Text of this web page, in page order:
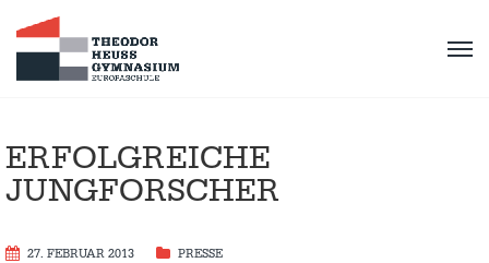
ERFOLGREICHE
JUNGFORSCHER
27. FEBRUAR 2013 PRESSE